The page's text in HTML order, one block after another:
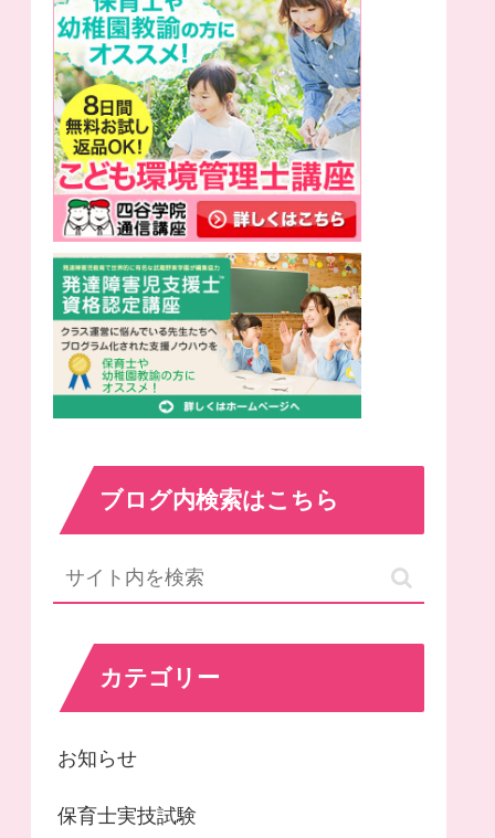
ブログ内検索はこちら
カテゴリー
お知らせ
保育士実技試験